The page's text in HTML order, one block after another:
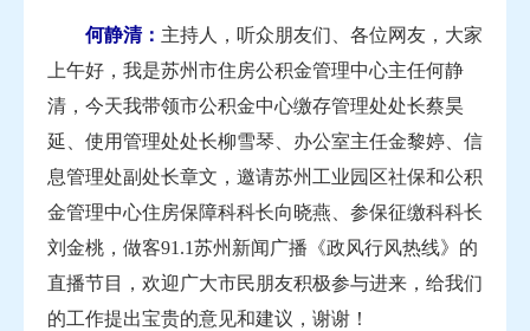
何静清： 主持人，听众朋友们、各位网友，大家
上午好，我是苏州市住房公积金管理中心主任何静
清，今天我带领市公积金中心缴存管理处处长蔡昊
延、使用管理处处长柳雪琴、办公室主任金黎婷、信
息管理处副处长章文，邀请苏州工业园区社保和公积
金管理中心住房保障科科长向晓燕、参保征缴科科长
刘金桃，做客91.1苏州新闻广播《政风行风热线》的
直播节目，欢迎广大市民朋友积极参与进来，给我们
的工作提出宝贵的意见和建议，谢谢！